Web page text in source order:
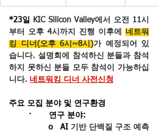
*23일
KIC Silicon Valley에서 오전 11시
부터 오후 4시까지 진행 이후에 네트워
킹 디너(오후 6시~8시)가 예정되어 있
습니다. 설명회에 참석하신 분들과 참석
하지 못하신 분들 모두 참석이 가능하십
니다. 네트워킹 디너 사전신청
주요 모집 분야 및 연구환경
	·
연구 분야:
		o   AI
기반 단백질 구조 예측